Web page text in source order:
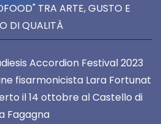
TRA ARTE, GUSTO E
DI QUALITÀ
Accordion Festival 2023
fisarmonicista Lara Fortunat
il 14 ottobre al Castello di
Fagagna